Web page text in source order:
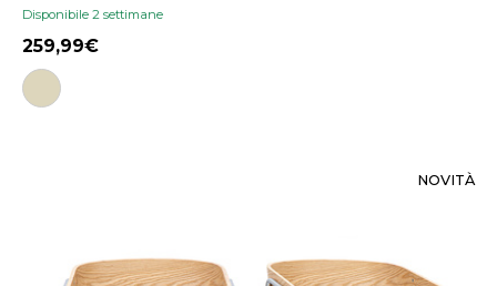
Disponibile 2 settimane
259,99
NOVITÀ